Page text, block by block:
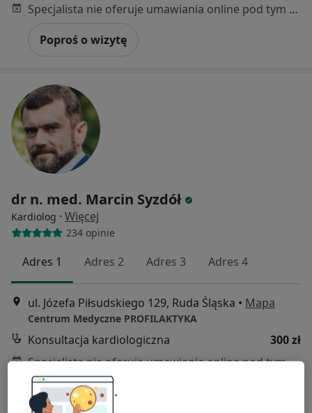
Specjalista nie oferuje umawiania online pod tym adresem.
Poproś o wizytę
dr n. med. Marcin Syzdół
Kardiolog · Więcej
234 opinie
Adres 1 Adres 2 Adres 3 Adres 4
ul. Józefa Piłsudskiego 129, Ruda Śląska • Mapa
Centrum Medyczne PROFILAKTYKA
Konsultacja kardiologiczna
300 zł
Specjalista nie oferuje umawiania online pod tym adresem.
Poproś o wizytę